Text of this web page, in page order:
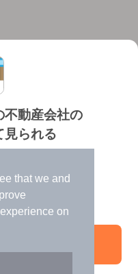
that we and
on
不動産会社の
見られる
も見つけやすい
実
利用規約
Co., Ltd.